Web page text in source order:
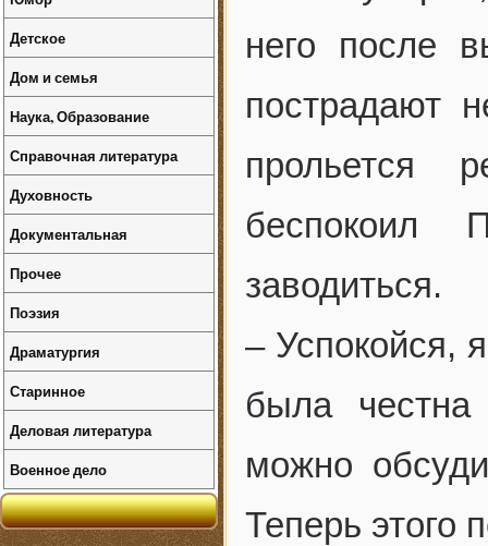
него после
пострадают
прольется
беспокоил
заводиться.
– Успокойся,
была
можно
Теперь этого
Детское
Дом и семья
Наука, Образование
Справочная литература
Духовность
Документальная
Прочее
Поэзия
Драматургия
Старинное
Деловая литература
Военное дело